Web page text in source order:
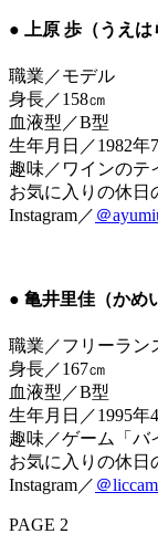
● 上原 歩（うえ
職業／モデル
身長／158㎝
血液型／B型
生年月日／1982年
趣味／ワインのテ
お気に入りの休日
Instagram／ ＠
● 亀井里佳（かめ
職業／フリーラン
身長／167㎝
血液型／B型
生年月日／1995年
趣味／ゲーム「バ
お気に入りの休日
Instagram／ ＠
PAGE 2